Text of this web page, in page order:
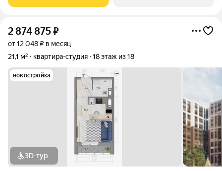
2 874 875₽
от 12 048 ₽ в месяц
21,1 м²
квартира-студия 18 этаж из 18
новостройка
3D-тур